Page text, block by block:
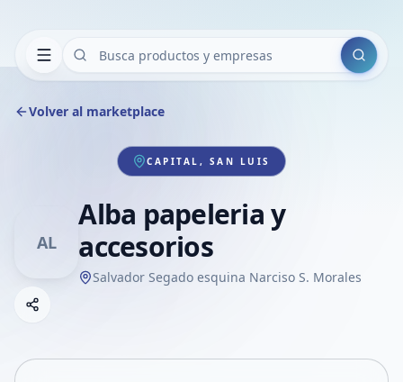
Buscar
Volver al marketplace
CAPITAL, SAN LUIS
AL
Alba papeleria y
accesorios
Salvador Segado esquina Narciso S. Morales
Compartir empresa